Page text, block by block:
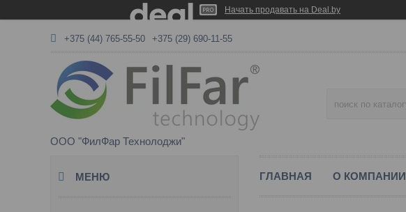
Начать продавать на Deal.by
+375 (44) 765-55-50 +375 (29) 690-11-55
ООО "ФилФар Технолоджи"
ГЛАВНАЯ О КОМПАНИИ